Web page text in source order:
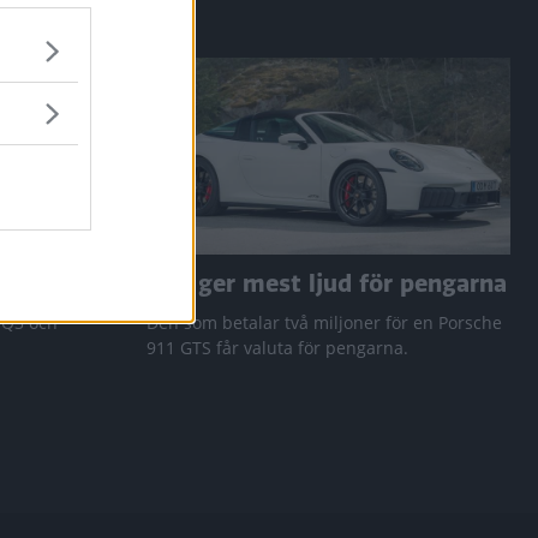
och
Den ger mest ljud för pengarna
Den som betalar två miljoner för en Porsche
911 GTS får valuta för pengarna.